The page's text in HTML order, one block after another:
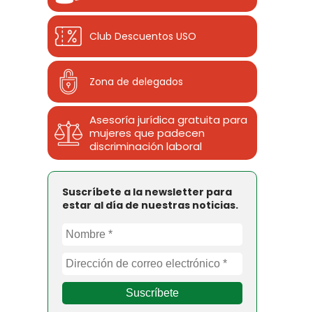
Club Descuentos USO
Zona de delegados
Asesoría jurídica gratuita para
mujeres que padecen
discriminación laboral
Suscríbete a la newsletter para
estar al día de nuestras noticias.